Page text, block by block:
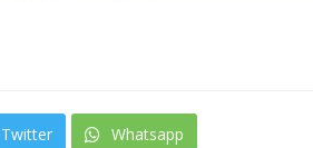
Twitter Whatsapp